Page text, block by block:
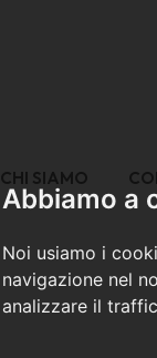
Abbiamo a
Noi usiamo i
navigazione nel
analizzare il
CHI SIAMO